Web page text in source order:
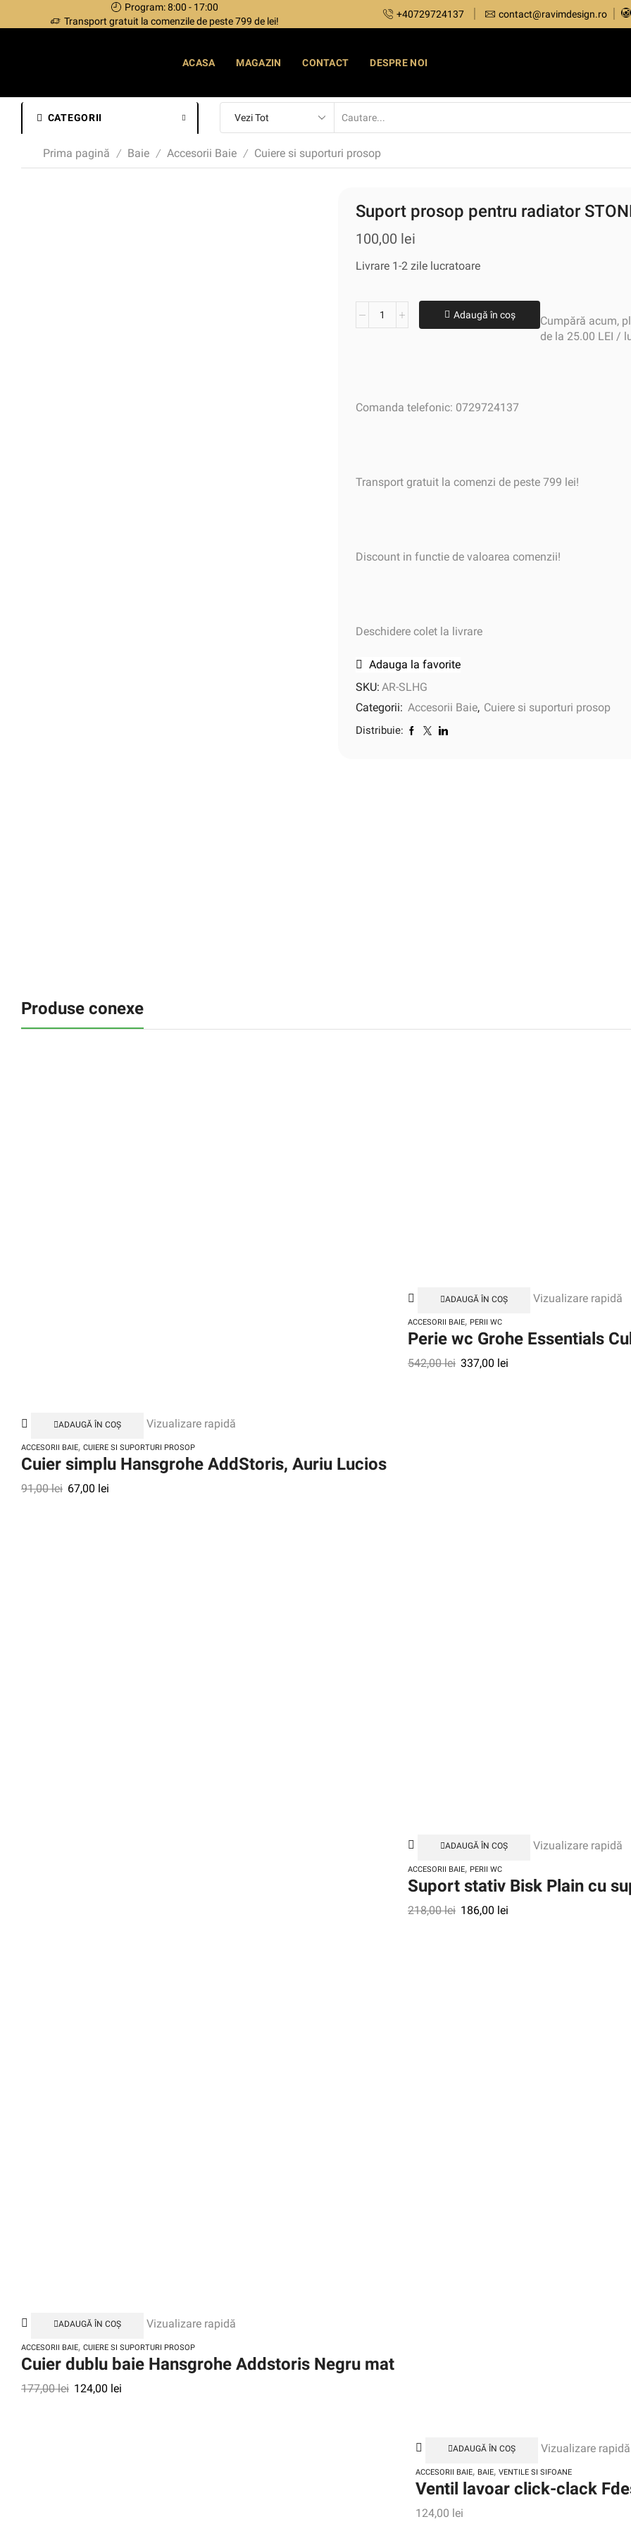
Program: 8:00 - 17:00
Transport gratuit la comenzile de peste 799 de lei!
+40729724137 contact@ravimdesign.ro
ACASA MAGAZIN CONTACT DESPRE NOI
CATEGORII
Prima pagină / Baie / Accesorii Baie / Cuiere si suporturi prosop
Suport prosop pentru radiator
100,00 lei
Livrare 1-2 zile lucratoare
Adaugă în coș
Cumpără acum,
de la 25.00 LEI /
Comanda telefonic: 0729724137
Transport gratuit la comenzi de peste 799 lei!
Discount in functie de valoarea comenzii!
Deschidere colet la livrare
Adauga la favorite
SKU: AR-SLHG
Categorii: Accesorii Baie, Cuiere si suporturi prosop
Distribuie:
Produse conexe
ADAUGĂ ÎN COȘ Vizualizare rapidă
ACCESORII BAIE, CUIERE SI SUPORTURI PROSOP
Cuier simplu Hansgrohe AddStoris, Auriu Lucios
91,00lei 67,00 lei
ADAUGĂ ÎN COȘ Vizualizare rapidă
ACCESORII BAIE, PERII WC
Perie wc Grohe Essentials
542,00lei 337,00 lei
ADAUGĂ ÎN COȘ Vizualizare rapidă
ACCESORII BAIE, PERII WC
Suport stativ Bisk Plain cu
218,00lei 186,00 lei
ADAUGĂ ÎN COȘ Vizualizare rapidă
ACCESORII BAIE, CUIERE SI SUPORTURI PROSOP
Cuier dublu baie Hansgrohe Addstoris Negru mat
177,00lei 124,00 lei
ADAUGĂ ÎN COȘ Vizualizare rapidă
ACCESORII BAIE, BAIE, VENTILE SI SIFOANE
Ventil lavoar click-clack
124,00 lei